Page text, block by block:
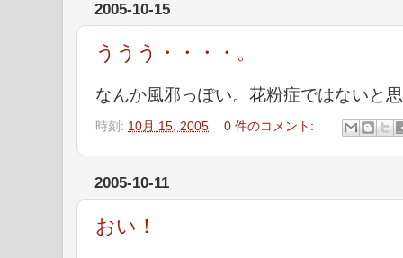
2005-10-15
ううう・・・・。
なんか風邪っぽい。花粉症ではないと
時刻: 10月 15, 2005 0 件のコメント:
2005-10-11
おい！